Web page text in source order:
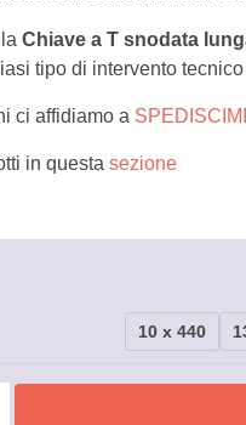
Chiave a T snodata
tipo di intervento
ci affidiamo a SPEDISCIMI
in questa sezione
10 x 440